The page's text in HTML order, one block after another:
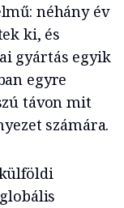
néhány év
ki, és
gyártás egyik
egyre
távon mit
számára.